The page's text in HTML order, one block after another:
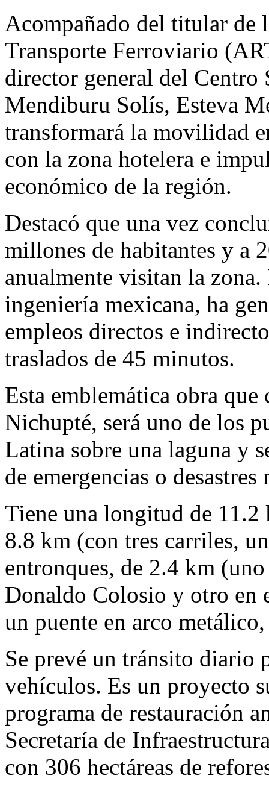
Acompañado del titular de
Transporte Ferroviario
director general del
Mendiburu Solís, Esteva
transformará la movilidad
con la zona hotelera e
económico de la región.
Destacó que una vez
millones de habitantes y a
anualmente visitan la
ingeniería mexicana, ha
empleos directos e
traslados de 45 minutos.
Esta emblemática obra
Nichupté, será uno de los
Latina sobre una laguna y
de emergencias o desastres
Tiene una longitud de
8.8 km (con tres carriles,
entronques, de 2.4 km
Donaldo Colosio y otro en
un puente en arco
Se prevé un tránsito diario
vehículos. Es un proyecto
programa de restauración
Secretaría de
con 306 hectáreas de